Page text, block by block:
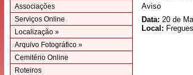
Associações
Serviços Online
Localização »
Arquivo Fotográfico »
Cemitério Online
Roteiros
Aviso
Data: 20 de
Local: